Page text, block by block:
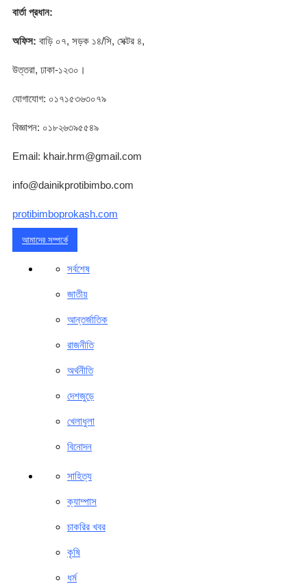
বার্তা প্রধান:
অফিস: বাড়ি ০৭, সড়ক ১৪/সি, সেক্টর ৪,
উত্তরা, ঢাকা-১২৩০।
যোগাযোগ: ০১৭১৫৩৬৩০৭৯
বিজ্ঞাপন: ০১৮২৬৩৯৫৫৪৯
Email: khair.hrm@gmail.com
info@dainikprotibimbo.com
protibimboprokash.com
আমাদের সম্পর্কে
সর্বশেষ
জাতীয়
আন্তর্জাতিক
রাজনীতি
অর্থনীতি
দেশজুড়ে
খেলাধুলা
বিনোদন
সাহিত্য
ক্যাম্পাস
চাকরির খবর
কৃষি
ধর্ম